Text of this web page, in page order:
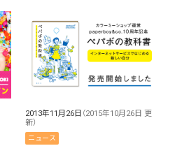
2013年11月26日 （2015年10月26日 更
新）
ニュース